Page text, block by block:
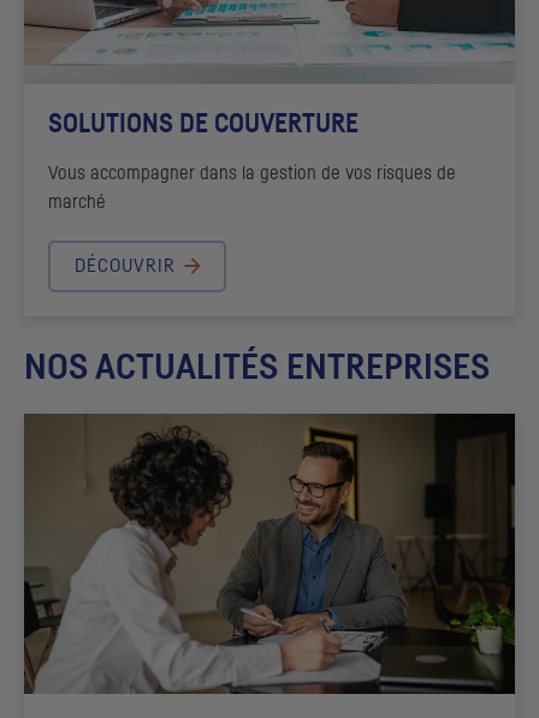
SOLUTIONS DE COUVERTURE
Vous accompagner dans la gestion de vos risques de
marché
DÉCOUVRIR
NOS ACTUALITÉS ENTREPRISES